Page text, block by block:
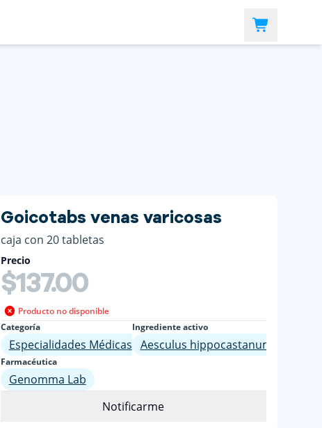
Goicotabs venas varicosas
caja con 20 tabletas
Precio
$137.00
Producto no disponible
Categoría
Especialidades Médicas
Ingrediente activo
Aesculus hippocastanum
Farmacéutica
Genomma Lab
Notificarme